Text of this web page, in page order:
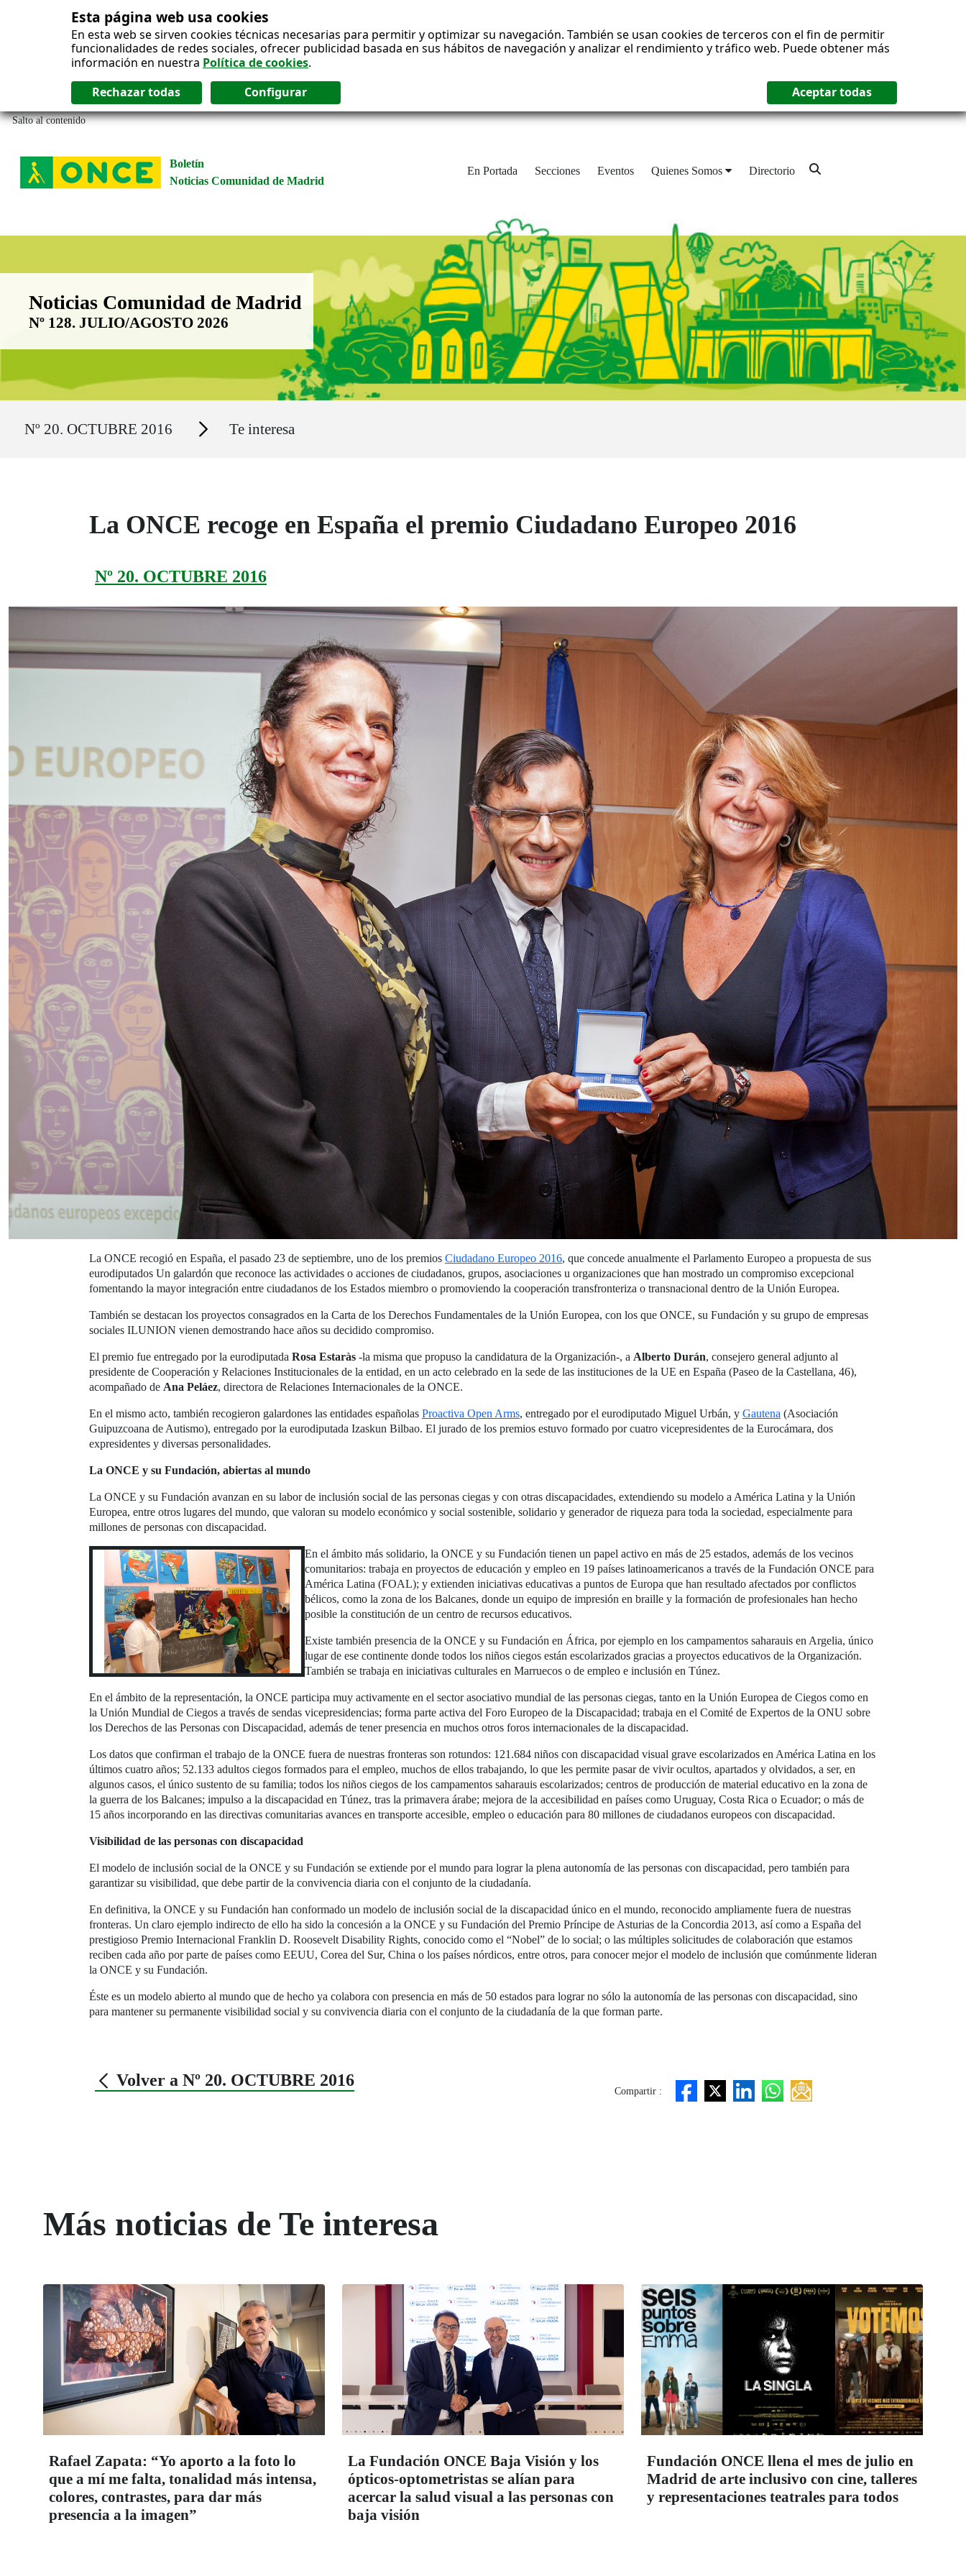
Esta página web usa cookies
En esta web se sirven cookies técnicas necesarias para permitir y optimizar su navegación. También se usan cookies de terceros con el fin de permitir
funcionalidades de redes sociales, ofrecer publicidad basada en sus hábitos de navegación y analizar el rendimiento y tráfico web. Puede obtener más
información en nuestra Política de cookies.
Salto al contenido
Boletín
Noticias Comunidad de Madrid
En Portada Secciones Eventos Quienes Somos Directorio
Boletín Noticias Comunidad de Madrid
Noticias Comunidad de Madrid
Nº 128. JULIO/AGOSTO 2026
Nº 20. OCTUBRE 2016 Secciones Te interesa
La ONCE recoge en España el premio Ciudadano Europeo 2016
Nº 20. OCTUBRE 2016
La ONCE recogió en España, el pasado 23 de septiembre, uno de los premios Ciudadano Europeo 2016, que concede anualmente el Parlamento Europeo a propuesta de sus
eurodiputados Un galardón que reconoce las actividades o acciones de ciudadanos, grupos, asociaciones u organizaciones que han mostrado un compromiso excepcional
fomentando la mayor integración entre ciudadanos de los Estados miembro o promoviendo la cooperación transfronteriza o transnacional dentro de la Unión Europea.
También se destacan los proyectos consagrados en la Carta de los Derechos Fundamentales de la Unión Europea, con los que ONCE, su Fundación y su grupo de empresas
sociales ILUNION vienen demostrando hace años su decidido compromiso.
El premio fue entregado por la eurodiputada Rosa Estaràs -la misma que propuso la candidatura de la Organización-, a Alberto Durán, consejero general adjunto al
presidente de Cooperación y Relaciones Institucionales de la entidad, en un acto celebrado en la sede de las instituciones de la UE en España (Paseo de la Castellana, 46),
acompañado de Ana Peláez, directora de Relaciones Internacionales de la ONCE.
En el mismo acto, también recogieron galardones las entidades españolas Proactiva Open Arms, entregado por el eurodiputado Miguel Urbán, y Gautena (Asociación
Guipuzcoana de Autismo), entregado por la eurodiputada Izaskun Bilbao. El jurado de los premios estuvo formado por cuatro vicepresidentes de la Eurocámara, dos
expresidentes y diversas personalidades.
La ONCE y su Fundación, abiertas al mundo
La ONCE y su Fundación avanzan en su labor de inclusión social de las personas ciegas y con otras discapacidades, extendiendo su modelo a América Latina y la Unión
Europea, entre otros lugares del mundo, que valoran su modelo económico y social sostenible, solidario y generador de riqueza para toda la sociedad, especialmente para
millones de personas con discapacidad.
En el ámbito más solidario, la ONCE y su Fundación tienen un papel activo en más de 25 estados, además de los vecinos
comunitarios: trabaja en proyectos de educación y empleo en 19 países latinoamericanos a través de la Fundación ONCE para
América Latina (FOAL); y extienden iniciativas educativas a puntos de Europa que han resultado afectados por conflictos
bélicos, como la zona de los Balcanes, donde un equipo de impresión en braille y la formación de profesionales han hecho
posible la constitución de un centro de recursos educativos.
Existe también presencia de la ONCE y su Fundación en África, por ejemplo en los campamentos saharauis en Argelia, único
lugar de ese continente donde todos los niños ciegos están escolarizados gracias a proyectos educativos de la Organización.
También se trabaja en iniciativas culturales en Marruecos o de empleo e inclusión en Túnez.
En el ámbito de la representación, la ONCE participa muy activamente en el sector asociativo mundial de las personas ciegas, tanto en la Unión Europea de Ciegos como en
la Unión Mundial de Ciegos a través de sendas vicepresidencias; forma parte activa del Foro Europeo de la Discapacidad; trabaja en el Comité de Expertos de la ONU sobre
los Derechos de las Personas con Discapacidad, además de tener presencia en muchos otros foros internacionales de la discapacidad.
Los datos que confirman el trabajo de la ONCE fuera de nuestras fronteras son rotundos: 121.684 niños con discapacidad visual grave escolarizados en América Latina en los
últimos cuatro años; 52.133 adultos ciegos formados para el empleo, muchos de ellos trabajando, lo que les permite pasar de vivir ocultos, apartados y olvidados, a ser, en
algunos casos, el único sustento de su familia; todos los niños ciegos de los campamentos saharauis escolarizados; centros de producción de material educativo en la zona de
la guerra de los Balcanes; impulso a la discapacidad en Túnez, tras la primavera árabe; mejora de la accesibilidad en países como Uruguay, Costa Rica o Ecuador; o más de
15 años incorporando en las directivas comunitarias avances en transporte accesible, empleo o educación para 80 millones de ciudadanos europeos con discapacidad.
Visibilidad de las personas con discapacidad
El modelo de inclusión social de la ONCE y su Fundación se extiende por el mundo para lograr la plena autonomía de las personas con discapacidad, pero también para
garantizar su visibilidad, que debe partir de la convivencia diaria con el conjunto de la ciudadanía.
En definitiva, la ONCE y su Fundación han conformado un modelo de inclusión social de la discapacidad único en el mundo, reconocido ampliamente fuera de nuestras
fronteras. Un claro ejemplo indirecto de ello ha sido la concesión a la ONCE y su Fundación del Premio Príncipe de Asturias de la Concordia 2013, así como a España del
prestigioso Premio Internacional Franklin D. Roosevelt Disability Rights, conocido como el “Nobel” de lo social; o las múltiples solicitudes de colaboración que estamos
reciben cada año por parte de países como EEUU, Corea del Sur, China o los países nórdicos, entre otros, para conocer mejor el modelo de inclusión que comúnmente lideran
la ONCE y su Fundación.
Éste es un modelo abierto al mundo que de hecho ya colabora con presencia en más de 50 estados para lograr no sólo la autonomía de las personas con discapacidad, sino
para mantener su permanente visibilidad social y su convivencia diaria con el conjunto de la ciudadanía de la que forman parte.
Volver a Nº 20. OCTUBRE 2016
Compartir :
Más noticias de Te interesa
Rafael Zapata: “Yo aporto a la foto lo
que a mí me falta, tonalidad más intensa,
colores, contrastes, para dar más
presencia a la imagen”
La Fundación ONCE Baja Visión y los
ópticos-optometristas se alían para
acercar la salud visual a las personas con
baja visión
Fundación ONCE llena el mes de julio en
Madrid de arte inclusivo con cine, talleres
y representaciones teatrales para todos